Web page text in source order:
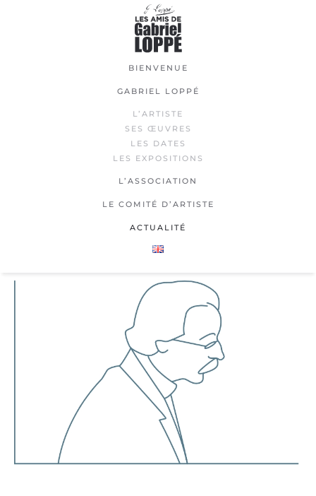
BIENVENUE
GABRIEL LOPPÉ
L’ARTISTE
SES ŒUVRES
LES DATES
LES EXPOSITIONS
L’ASSOCIATION
LE COMITÉ D’ARTISTE
ACTUALITÉ